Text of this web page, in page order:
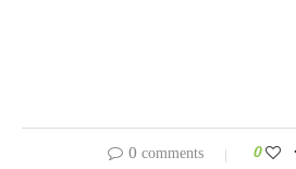
0 comments 0